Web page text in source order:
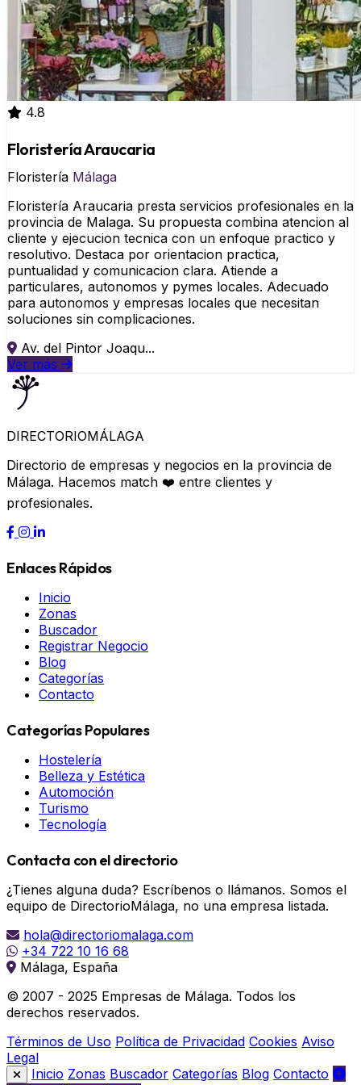
4.8
Floristería Araucaria
Floristería Málaga
Floristería Araucaria presta servicios profesionales en la
provincia de Malaga. Su propuesta combina atencion al
cliente y ejecucion tecnica con un enfoque practico y
resolutivo. Destaca por orientacion practica,
puntualidad y comunicacion clara. Atiende a
particulares, autonomos y pymes locales. Adecuado
para autonomos y empresas locales que necesitan
soluciones sin complicaciones.
Av. del Pintor Joaqu...
Ver más
DIRECTORIOMÁLAGA
Directorio de empresas y negocios en la provincia de
Málaga. Hacemos match ❤️ entre clientes y
profesionales.
Enlaces Rápidos
Inicio
Zonas
Buscador
Registrar Negocio
Blog
Categorías
Contacto
Categorías Populares
Hostelería
Belleza y Estética
Automoción
Turismo
Tecnología
Contacta con el directorio
¿Tienes alguna duda? Escríbenos o llámanos. Somos el
equipo de DirectorioMálaga, no una empresa listada.
hola@directoriomalaga.com
+34 722 10 16 68
Málaga, España
© 2007 - 2025 Empresas de Málaga. Todos los
derechos reservados.
Términos de Uso Política de Privacidad Cookies Aviso
Legal
Inicio Zonas Buscador Categorías Blog Contacto